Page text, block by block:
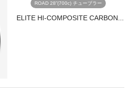
ROAD 28”(700c) チューブラー
ELITE HI-COMPOSITE CARBON...